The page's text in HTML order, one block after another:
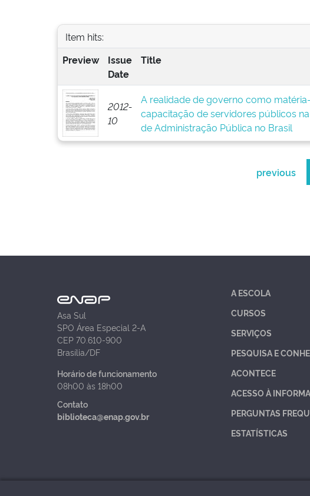
Item hits:
Preview
Issue
Date
Title
2012-
10
A realidade de governo como
capacitação de servidores públicos
de Administração Pública no Brasil
previous
Asa Sul
SPO Área Especial 2-A
CEP 70.610-900
Brasília/DF
Horário de funcionamento
08h00 às 18h00
Contato
biblioteca@enap.gov.br
A ESCOLA
CURSOS
SERVIÇOS
PESQUISA E
ACONTECE
ACESSO À
PERGUNTAS
ESTATÍSTICAS